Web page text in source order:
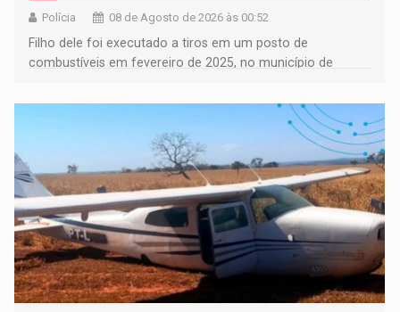
Polícia 08 de Agosto de 2026 às 00:52
Filho dele foi executado a tiros em um posto de
combustíveis em fevereiro de 2025, no município de